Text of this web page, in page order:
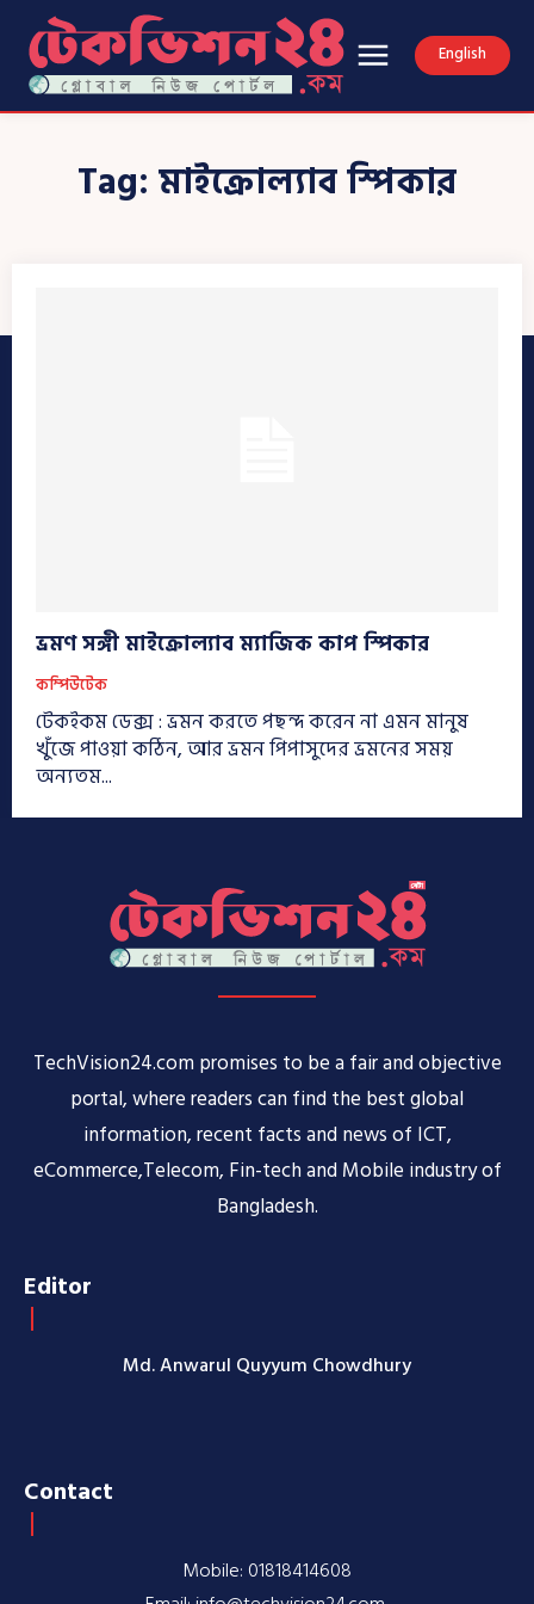
English
Tag: মাইক্রোল্যাব স্পিকার
ভ্রমণ সঙ্গী মাইক্রোল্যাব ম্যাজিক কাপ স্পিকার
কম্পিউটেক
টেকইকম ডেক্স : ভ্রমন করতে পছন্দ করেন না এমন মানুষ
খুঁজে পাওয়া কঠিন, আর ভ্রমন পিপাসুদের ভ্রমনের সময়
অন্যতম...
TechVision24.com promises to be a fair and objective
portal, where readers can find the best global
information, recent facts and news of ICT,
eCommerce,Telecom, Fin-tech and Mobile industry of
Bangladesh.
Editor
Md. Anwarul Quyyum Chowdhury
Contact
Mobile: 01818414608